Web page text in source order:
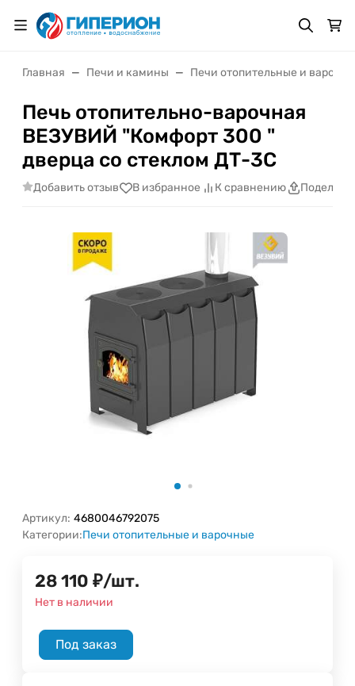
Главная Печи и камины Печи отопительные и
Печь отопительно-варочная
ВЕЗУВИЙ "Комфорт 300 "
дверца со стеклом ДТ-3C
Добавить отзыв В избранное К сравнению
Артикул: 4680046792075
Категории:Печи отопительные и варочные
28 110 ₽/шт.
Нет в наличии
Под заказ